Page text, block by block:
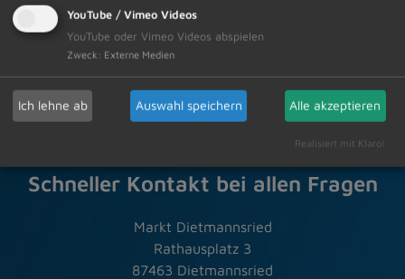
06.10.2023 Amtliche Bekanntmachungen
Schneller Kontakt bei allen Fragen
Markt Dietmannsried
Rathausplatz 3
87463 Dietmannsried
YouTube / Vimeo Videos
YouTube oder Vimeo Videos abspielen
Zweck : Externe Medien
Ich lehne ab Auswahl speichern Alle akzeptieren
Realisiert mit Klaro!